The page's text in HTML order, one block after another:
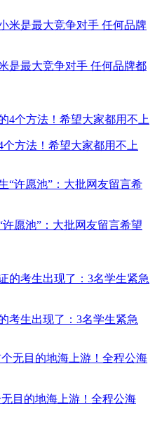
是最大竞争对手 任何品牌都
方法！希望大家都用不上
愿池”：大批网友留言希望
考生出现了：3名学生紧急
目的地海上游！全程公海